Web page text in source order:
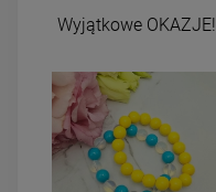
Wyjątkowe OKAZJE!